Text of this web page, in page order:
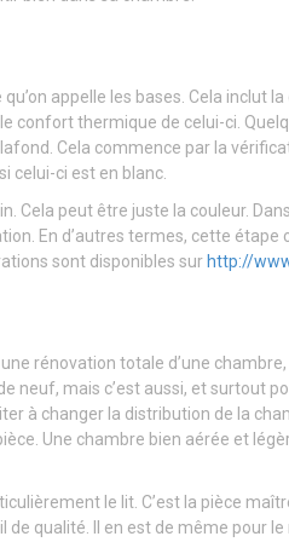
appelle les bases. Cela inclut la
confort thermique de celui-ci.
Cela commence par la
celui-ci est en blanc.
Cela peut être juste la couleur.
En d’autres termes, cette étape
sont disponibles sur http://
rénovation totale d’une
neuf, mais c’est aussi, et surtout
à changer la distribution de la
Une chambre bien aérée et
le lit. C’est la pièce
qualité. Il en est de même pour